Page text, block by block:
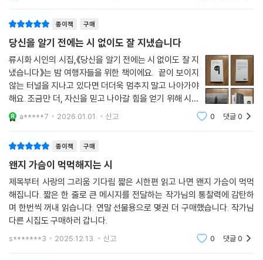
종이책 구매
당신을 알기 전에는 시 없이도 잘 지냈습니다
류시화 시인의 시집,《당신을 알기 전에는 시 없이도 잘 지
냈습니다》는 밤 여행자들을 위한 책이에요. 끝이 보이지
않는 터널을 지나고 있다면 더더욱 멈추지 말고 나아가야
해요. 조금만 더, 자신을 믿고 나아갈 힘을 얻기 위해 시집
을 읽어요.당신이 곧 시, 그러니 이제는 시 없이는 잘 지낼
수 없을 것 같아요. 무슨 말이 더 필요할까요. 당신을 위한
a*****7 2026.01.01. 신고 0 댓글0
종이책 구매
왠지 가슴이 먹먹해지는 시
제목부터 사랑의 그리움 기다림 짧은 시한편 읽고 나면 왠지 가슴이 먹먹
해집니다. 짧은 한 줄로 큰 메시지를 전달하는 작가님의 통찰력에 감탄하
며 한번씩 꺼내 읽습니다. 연말 선물용으로 몇권 더 구매했습니다. 작가님
다른 시집도 구매하러 갑니다.
s*******3 2025.12.13. 신고 0 댓글0